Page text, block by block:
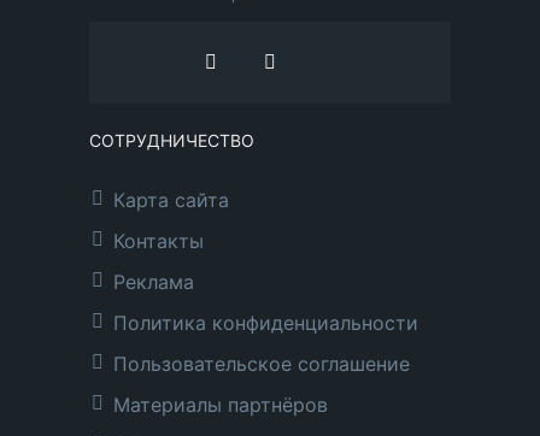
СОТРУДНИЧЕСТВО
Карта сайта
Контакты
Реклама
Политика конфиденциальности
Пользовательское соглашение
Материалы партнёров